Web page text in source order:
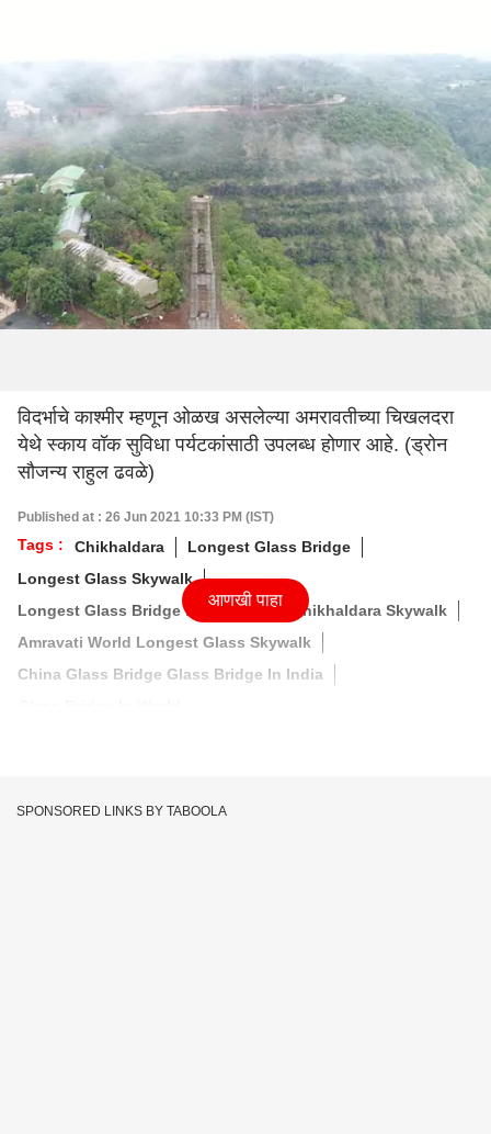
विदर्भाचे काश्मीर म्हणून ओळख असलेल्या अमरावतीच्या चिखलदरा
येथे स्काय वॉक सुविधा पर्यटकांसाठी उपलब्ध होणार आहे. (ड्रोन
सौजन्य राहुल ढवळे)
Published at : 26 Jun 2021 10:33 PM (IST)
Tags : Chikhaldara
Longest Glass Bridge
Longest Glass Skywalk
Longest Glass Bridge In Amravati
Chikhaldara Skywalk
Amravati World Longest Glass Skywalk
China Glass Bridge Glass Bridge In India
आणखी पाहा
SPONSORED LINKS BY TABOOLA